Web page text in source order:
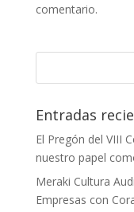
comentario.
Entradas
El Pregón del VIII
nuestro papel
Meraki Cultura
Empresas con